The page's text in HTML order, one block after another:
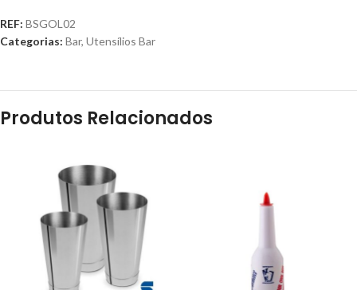
REF: BSGOL02
Categorias: Bar, Utensílios Bar
Produtos Relacionados